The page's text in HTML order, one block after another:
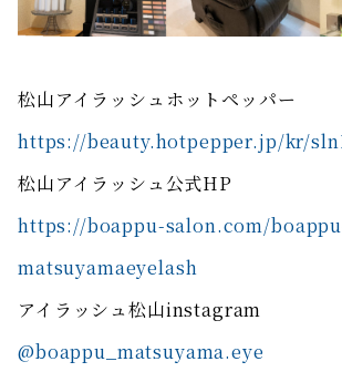
松山アイラッシュホットペッパー
https://beauty.hotpepper.jp/kr/
松山アイラッシュ公式HP
https://boappu-salon.com/
matsuyamaeyelash
アイラッシュ松山instagram
@boappu_matsuyama.eye